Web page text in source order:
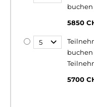
buchen
5850
buchen
5700